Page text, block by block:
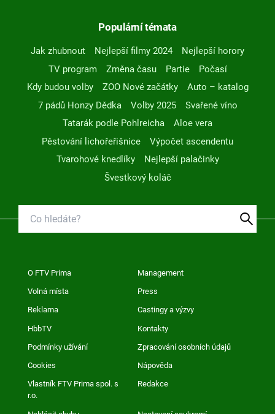
Populární témata
Jak zhubnout Nejlepší filmy 2024
Nejlepší horory
TV program
Změna času Partie
Počasí
Kdy budou volby
ZOO Nové začátky
Auto – katalog
7 pádů Honzy Dědka
Volby 2025
Svařené víno
Tatarák podle Pohlreicha
Aloe vera
Pěstování lichořeřišnice
Výpočet ascendentu
Tvarohové knedlíky
Nejlepší palačinky
Švestkový koláč
O FTV Prima Management
Volná místa Press
Reklama Castingy a výzvy
HbbTV Kontakty
Podmínky užívání Zpracování osobních údajů
Cookies Nápověda
Vlastník FTV Prima spol. s
r.o.
Redakce